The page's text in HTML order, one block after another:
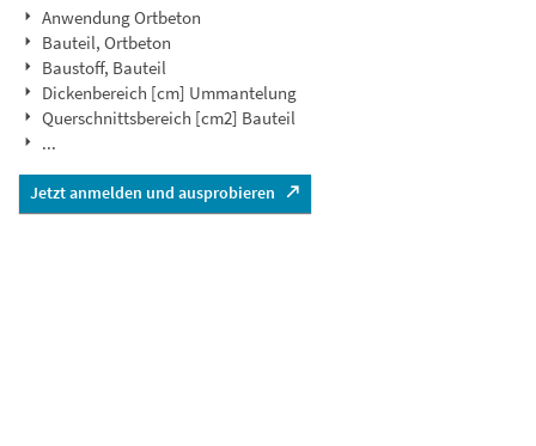
Anwendung Ortbeton
Bauteil, Ortbeton
Baustoff, Bauteil
Dickenbereich [cm] Ummantelung
Querschnittsbereich [cm2] Bauteil
...
Jetzt anmelden und ausprobieren